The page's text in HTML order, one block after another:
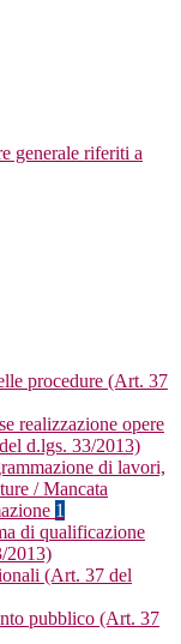
generale riferiti a
procedure (Art. 37
realizzazione opere
d.lgs. 33/2013)
di lavori,
/ Mancata
1
di qualificazione
2013)
(Art. 37 del
pubblico (Art. 37